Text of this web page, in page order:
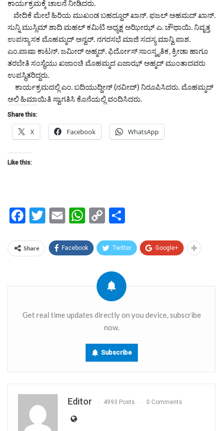
ಕಾರ್ಯಕ್ರಮಕ್ಕೆ ಚಾಲನೆ ನೀಡಿದರು.
ವೇದಿಕೆ ಮೇಲೆ ಹಿರಿಯ ಮುಖಂಡ ಬಹದ್ದೂರ್ ಖಾನ್. ಫಜಲ್ ಅಹಮದ್ ಖಾನ್.
ಸುನ್ನಿ ಮುಸ್ಲಿಮ್ ಶಾದಿ ಮಹಲ್ ಕಮಿಟಿ ಅಧ್ಯಕ್ಷ ಅಝೀಝ್ ಎ. ಚೌಥಾಯಿ. ನಿವೃತ್ತ
ಉಪನ್ಯಾಸಕ ಮೊಹಮ್ಮದ್ ಅನ್ವರ್. ನಗರಸಭೆ ಮಾಜಿ ಸದಸ್ಯ ಮಾನ್ವಿ ಪಾಶ.
ಎಂ.ಪಾಷಾ ಕಾಟನ್. ಜಮೀರ್ ಅಹ್ಮದ್. ಫಿರ್ದೋಸ್ ಸಾಂಸ್ಕೃತಿಕ, ಕ್ರೀಡಾ ಹಾಗೂ
ತರಬೇತಿ ಸಂಸ್ಥೆಯು ಖಜಾಂಚಿ ಮೊಹಮ್ಮದ ಎಜಾಝ್ ಅಹ್ಮದ್ ಮುಂತಾದವರು
ಉಪಸ್ಥಿತರಿದ್ದರು.
ಕಾರ್ಯಕ್ರಮದಲ್ಲಿ ಎಂ. ಬದಿಯುದ್ದೀನ್ (ನವೀದ್) ನಿರೂಪಿಸಿದರು. ಮೊಹಮ್ಮದ್
ಅಲಿ ಹಿಮಾಯಿತಿ ಸ್ವಾಗತಿಸಿ ಕೊನೆಯಲ್ಲಿ ವಂದಿಸಿದರು.
Share this:
X Facebook WhatsApp
Like this:
Facebook
Twitter
EmailWhatsApp
Copy
Share Facebook Twitter Google+
Get real time updates directly on you device, subscribe
now.
Subscribe
Editor 4993 Posts 0 Comments